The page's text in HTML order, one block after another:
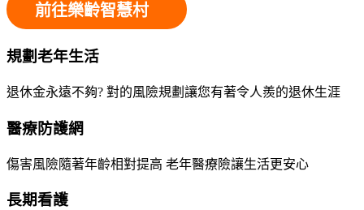
前往樂齡智慧村
規劃老年生活
退休金永遠不夠? 對的風險規劃讓您有著令人羨的退休生涯
醫療防護網
傷害風險隨著年齡相對提高 老年醫療險讓生活更安心
長期看護